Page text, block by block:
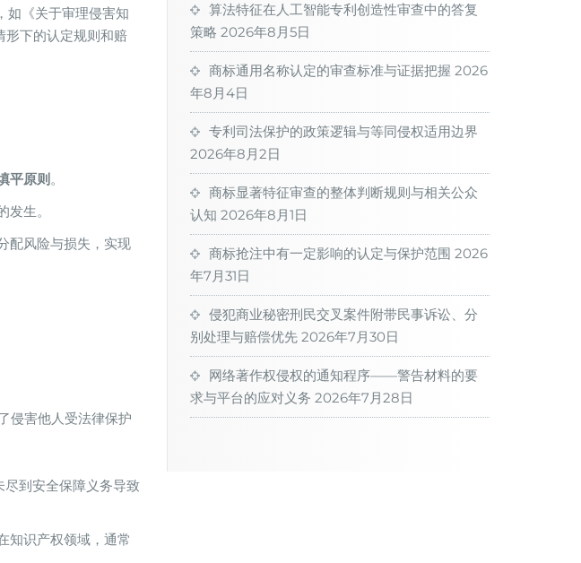
如《关于审理侵害知
形下的认定规则和赔
平原则​ ​。
发生。
配风险与损失，实现
侵害他人受法律保护
尽到安全保障义务导致
知识产权领域，通常
算法特征在人工智能专利创造性审查中的答复
策略 2026年8月5日
商标通用名称认定的审查标准与证据把握 2026
年8月4日
专利司法保护的政策逻辑与等同侵权适用边界
2026年8月2日
商标显著特征审查的整体判断规则与相关公众
认知 2026年8月1日
商标抢注中有一定影响的认定与保护范围 2026
年7月31日
侵犯商业秘密刑民交叉案件附带民事诉讼、分
别处理与赔偿优先 2026年7月30日
网络著作权侵权的通知程序——警告材料的要
求与平台的应对义务 2026年7月28日